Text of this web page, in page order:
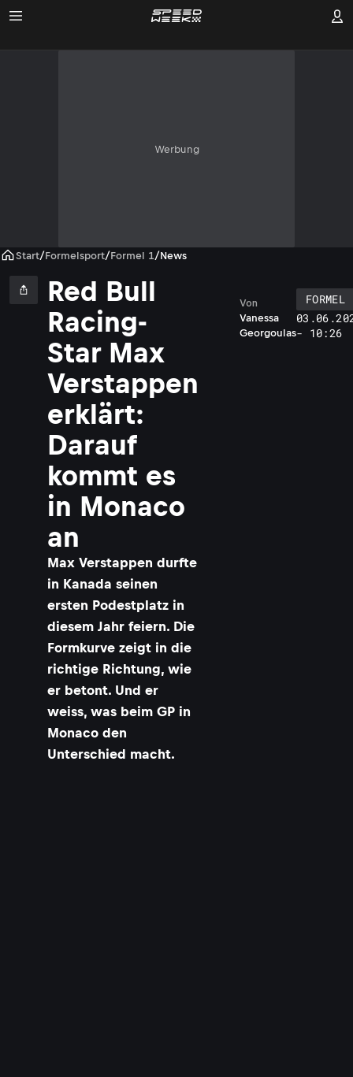
Werbung
Start/Formelsport/Formel 1/News
Red Bull
Racing-
Star Max
Verstappen
erklärt:
Darauf
kommt es
in Monaco
an
Max Verstappen durfte
in Kanada seinen
ersten Podestplatz in
diesem Jahr feiern. Die
Formkurve zeigt in die
richtige Richtung, wie
er betont. Und er
weiss, was beim GP in
Monaco den
Unterschied macht.
Vanessa
Georgoulas
Von
FORMEL
- 10:26